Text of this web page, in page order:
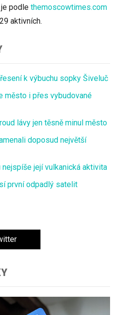
podle themoscowtimes.com
aktivních.
k výbuchu sopky Šiveluč
město i přes vybudované
lávy jen těsně minul město
doposud největší
její vulkanická aktivita
první odpadlý satelit